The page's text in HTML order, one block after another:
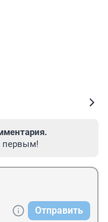
первым!
Отправить